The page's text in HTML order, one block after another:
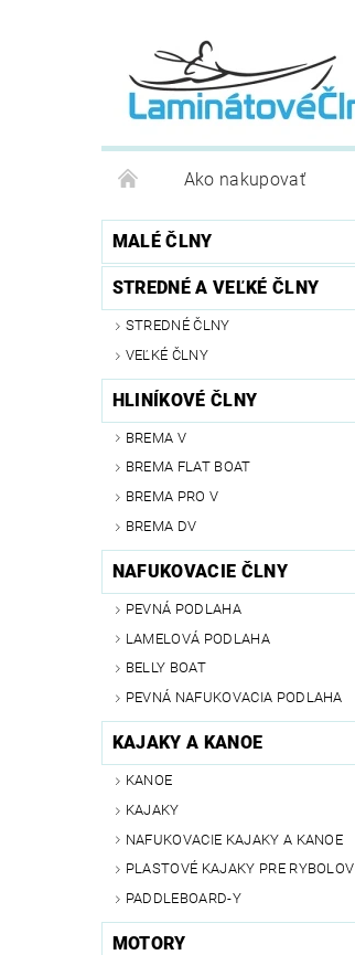
Ako nakupovať
MALÉ ČLNY
STREDNÉ A VEĽKÉ ČLNY
STREDNÉ ČLNY
VEĽKÉ ČLNY
HLINÍKOVÉ ČLNY
BREMA V
BREMA FLAT BOAT
BREMA PRO V
BREMA DV
NAFUKOVACIE ČLNY
PEVNÁ PODLAHA
LAMELOVÁ PODLAHA
BELLY BOAT
PEVNÁ NAFUKOVACIA PODLAHA
KAJAKY A KANOE
KANOE
KAJAKY
NAFUKOVACIE KAJAKY A KANOE
PLASTOVÉ KAJAKY PRE RYBOLOV
PADDLEBOARD-Y
MOTORY